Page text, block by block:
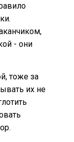
- они
тоже за
их не